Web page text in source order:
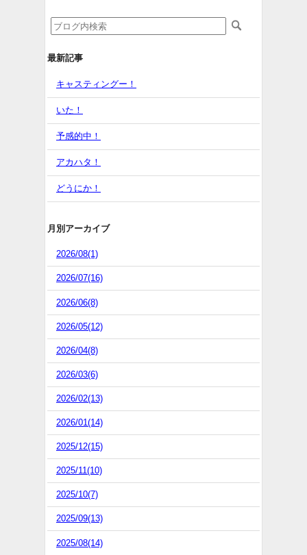
最新記事
キャスティングー！
いた！
予感的中！
アカハタ！
どうにか！
月別アーカイブ
2026/08(1)
2026/07(16)
2026/06(8)
2026/05(12)
2026/04(8)
2026/03(6)
2026/02(13)
2026/01(14)
2025/12(15)
2025/11(10)
2025/10(7)
2025/09(13)
2025/08(14)